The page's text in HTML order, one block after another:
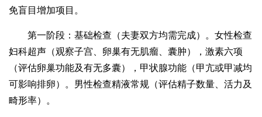
免盲目增加项目。
第一阶段：基础检查（夫妻双方均需完成）。女性检查
妇科超声（观察子宫、卵巢有无肌瘤、囊肿），激素六项
（评估卵巢功能及有无多囊），甲状腺功能（甲亢或甲减均
可影响排卵）。男性检查精液常规（评估精子数量、活力及
畸形率）。